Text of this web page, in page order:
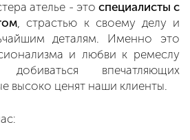
ателье - это специалисты с
, страстью к своему делу и
деталям. Именно это
и любви к ремеслу
впечатляющих
высоко ценят наши клиенты.